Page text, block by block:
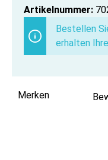
Artikelnummer:
Bestellen
erhalten
Merken